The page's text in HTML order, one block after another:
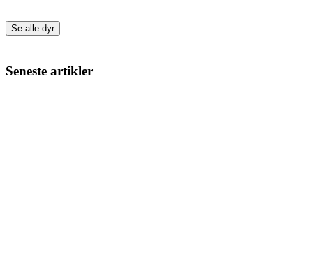
Se alle dyr
Seneste artikler